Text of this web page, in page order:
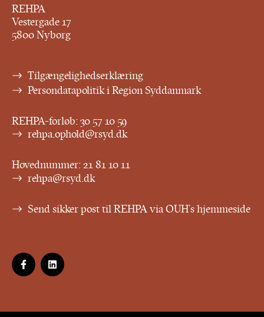
REHPA
Vestergade 17
5800 Nyborg
Tilgængelighedserklæring
Persondatapolitik i Region Syddanmark
REHPA-forløb:30 57 10 59
rehpa.ophold@rsyd.dk
Hovednummer:21 81 10 11
rehpa@rsyd.dk
Send sikker post til REHPA via OUH’s hjemmeside